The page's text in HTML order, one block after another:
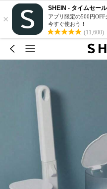
×
SHEIN - タイムセー
アプリ限定の500円OFF
今すぐ使おう！
(11,600)